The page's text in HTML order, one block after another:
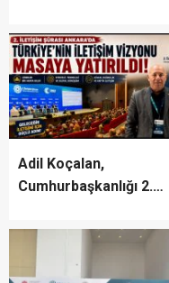
DUYGUSAL MESAJ:
“BURASI BENİM İKİNCİ
EVİM”
Adil Koçalan,
Cumhurbaşkanlığı 2.